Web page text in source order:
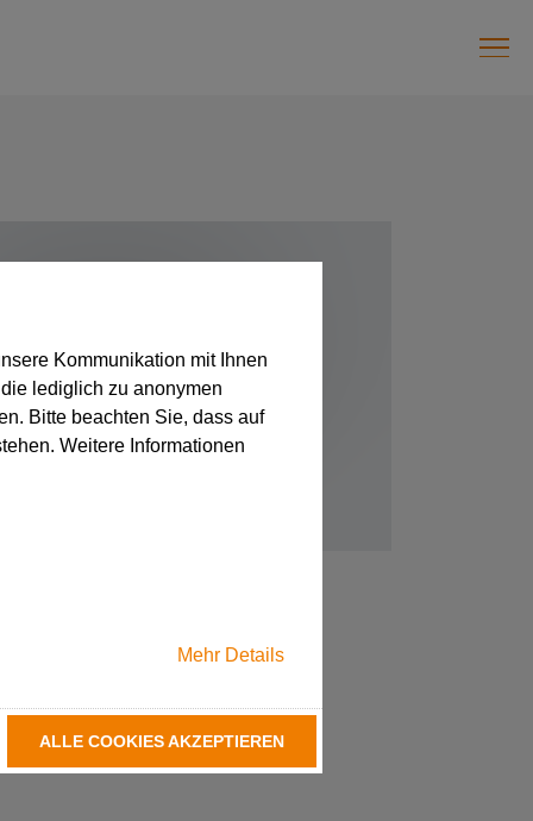
Kommunikation mit Ihnen
lediglich zu anonymen
Bitte beachten Sie, dass auf
Weitere Informationen
Mehr Details
ALLE COOKIES AKZEPTIEREN